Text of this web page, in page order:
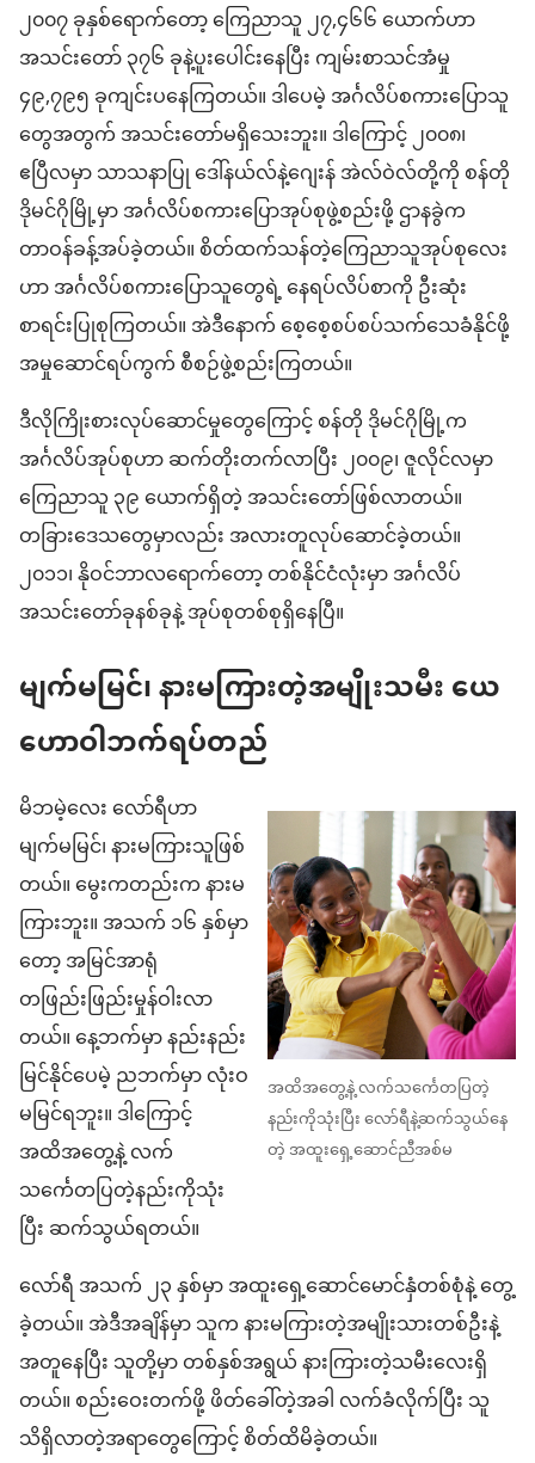
၂၀၀၇ ခုနှစ်ရောက်တော့ ကြေညာသူ ၂၇,၄၆၆ ယောက်ဟာ
အသင်းတော် ၃၇၆ ခုနဲ့ပူးပေါင်းနေပြီး ကျမ်းစာသင်အံမှု
၄၉,၇၉၅ ခုကျင်းပနေကြတယ်။ ဒါပေမဲ့ အင်္ဂလိပ်စကားပြောသူ
တွေအတွက် အသင်းတော်မရှိသေးဘူး။ ဒါကြောင့် ၂၀၀၈၊
ဧပြီလမှာ သာသနာပြု ဒေါ်နယ်လ်နဲ့ဂျေးန် အဲလ်ဝဲလ်တို့ကို စန်တို
ဒိုမင်ဂိုမြို့မှာ အင်္ဂလိပ်စကားပြောအုပ်စုဖွဲ့စည်းဖို့ ဌာနခွဲက
တာဝန်ခန့်အပ်ခဲ့တယ်။ စိတ်ထက်သန်တဲ့ကြေညာသူအုပ်စုလေး
ဟာ အင်္ဂလိပ်စကားပြောသူတွေရဲ့ နေရပ်လိပ်စာကို ဦးဆုံး
စာရင်းပြုစုကြတယ်။ အဲဒီနောက် စေ့စေ့စပ်စပ်သက်သေခံနိုင်ဖို့
အမှုဆောင်ရပ်ကွက် စီစဉ်ဖွဲ့စည်းကြတယ်။
ဒီလိုကြိုးစားလုပ်ဆောင်မှုတွေကြောင့် စန်တို ဒိုမင်ဂိုမြို့က
အင်္ဂလိပ်အုပ်စုဟာ ဆက်တိုးတက်လာပြီး ၂၀၀၉၊ ဇူလိုင်လမှာ
ကြေညာသူ ၃၉ ယောက်ရှိတဲ့ အသင်းတော်ဖြစ်လာတယ်။
တခြားဒေသတွေမှာလည်း အလားတူလုပ်ဆောင်ခဲ့တယ်။
၂၀၁၁၊ နိုဝင်ဘာလရောက်တော့ တစ်နိုင်ငံလုံးမှာ အင်္ဂလိပ်
အသင်းတော်ခုနစ်ခုနဲ့ အုပ်စုတစ်စုရှိနေပြီ။
မျက်မမြင်၊ နားမကြားတဲ့အမျိုးသမီး ယေ
ဟောဝါဘက်ရပ်တည်
အထိအတွေ့နဲ့ လက်သင်္ကေတပြတဲ့
နည်းကိုသုံးပြီး လော်ရီနဲ့ဆက်သွယ်နေ
တဲ့ အထူးရှေ့ဆောင်ညီအစ်မ
မိဘမဲ့လေး လော်ရီဟာ
မျက်မမြင်၊ နားမကြားသူဖြစ်
တယ်။ မွေးကတည်းက နားမ
ကြားဘူး။ အသက် ၁၆ နှစ်မှာ
တော့ အမြင်အာရုံ
တဖြည်းဖြည်းမှုန်ဝါးလာ
တယ်။ နေ့ဘက်မှာ နည်းနည်း
မြင်နိုင်ပေမဲ့ ညဘက်မှာ လုံးဝ
မမြင်ရဘူး။ ဒါကြောင့်
အထိအတွေ့နဲ့ လက်
သင်္ကေတပြတဲ့နည်းကိုသုံး
ပြီး ဆက်သွယ်ရတယ်။
လော်ရီ အသက် ၂၃ နှစ်မှာ အထူးရှေ့ဆောင်မောင်နှံတစ်စုံနဲ့ တွေ့
ခဲ့တယ်။ အဲဒီအချိန်မှာ သူက နားမကြားတဲ့အမျိုးသားတစ်ဦးနဲ့
အတူနေပြီး သူတို့မှာ တစ်နှစ်အရွယ် နားကြားတဲ့သမီးလေးရှိ
တယ်။ စည်းဝေးတက်ဖို့ ဖိတ်ခေါ်တဲ့အခါ လက်ခံလိုက်ပြီး သူ
သိရှိလာတဲ့အရာတွေကြောင့် စိတ်ထိမိခဲ့တယ်။